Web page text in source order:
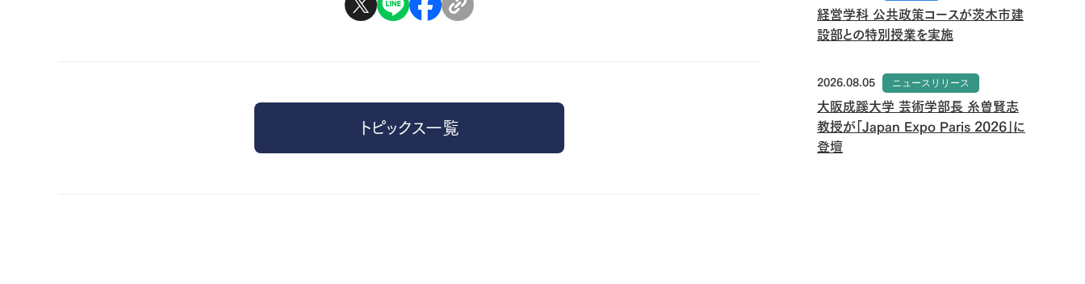
トピックス一覧
経営学科 公共政策コースが茨木市建
設部との特別授業を実施
2026.08.05 ニュースリリース
大阪成蹊大学 芸術学部長 糸曽賢志
教授が「Japan Expo Paris 2026」に
登壇